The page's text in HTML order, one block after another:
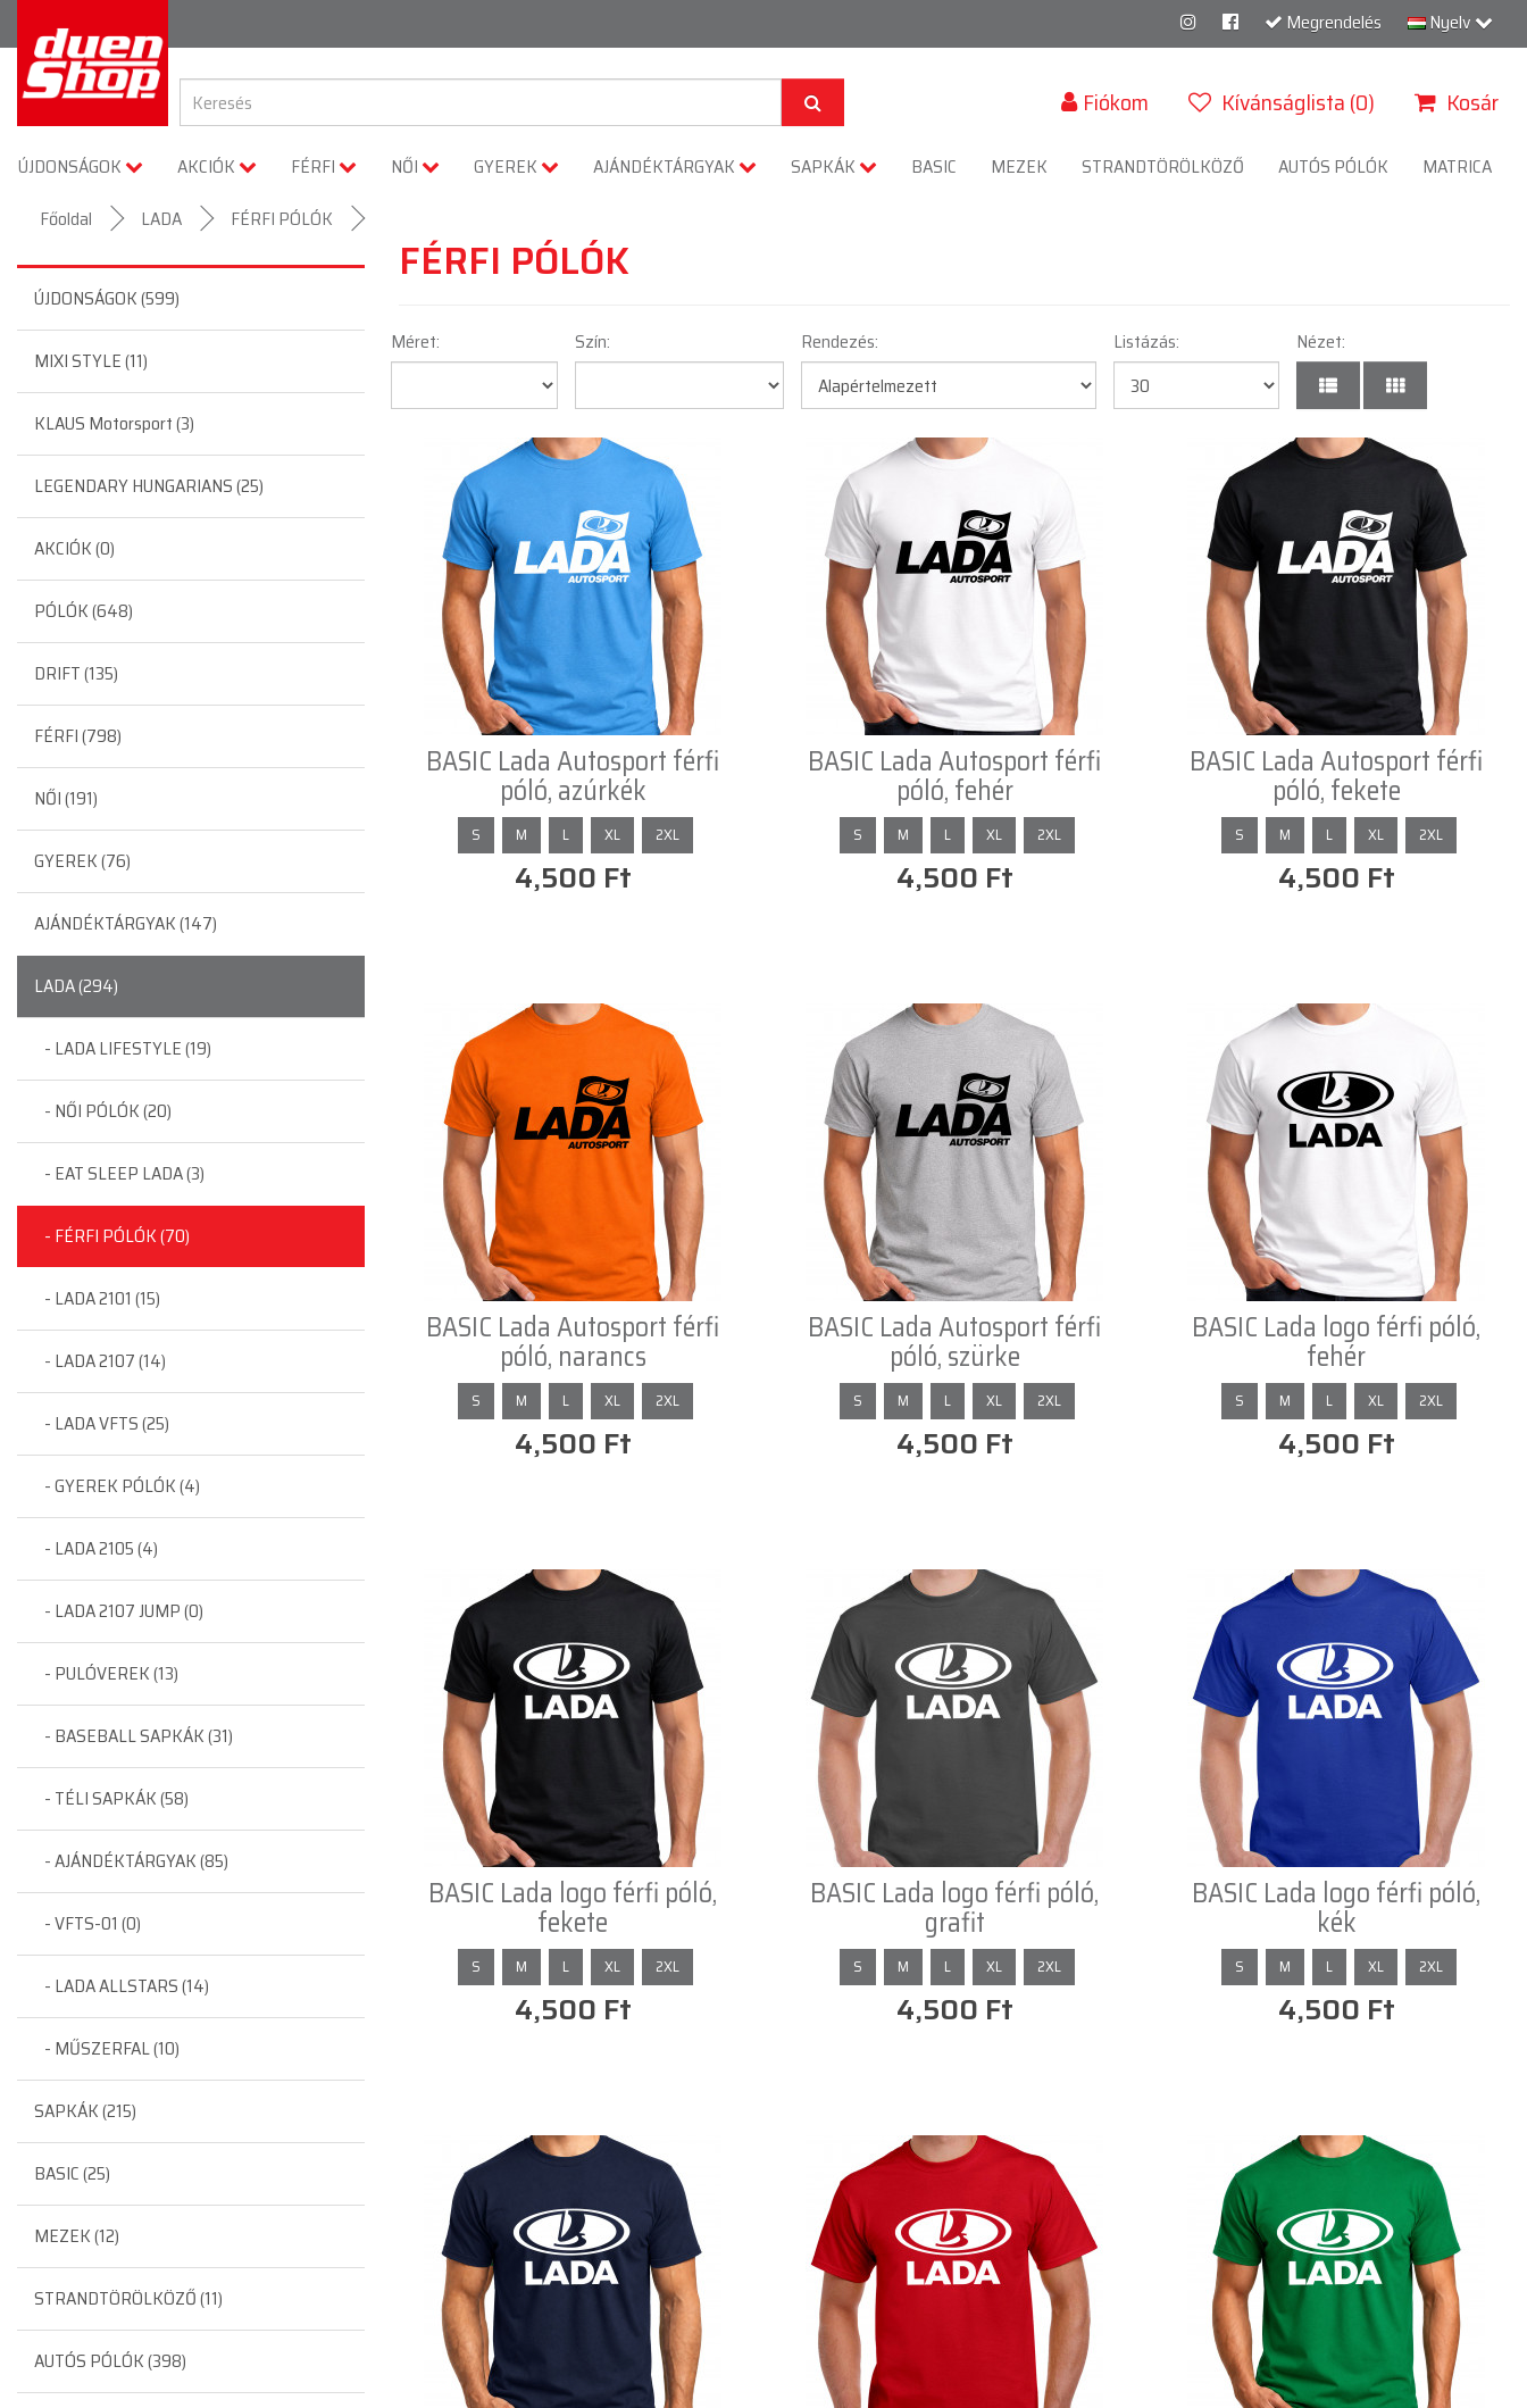
Megrendelés Nyelv
Fiókom Kívánságlista (0) Kosár
ÚJDONSÁGOK AKCIÓK FÉRFI NŐI GYEREK AJÁNDÉKTÁRGYAK SAPKÁK BASIC MEZEK STRANDTÖRÖLKÖZŐ AUTÓS PÓLÓK
MATRICA
Főoldal
LADA FÉRFI PÓLÓK
ÚJDONSÁGOK (599)
MIXI STYLE (11)
KLAUS Motorsport (3)
LEGENDARY HUNGARIANS (25)
AKCIÓK (0)
PÓLÓK (648)
DRIFT (135)
FÉRFI (798)
NŐI (191)
GYEREK (76)
AJÁNDÉKTÁRGYAK (147)
LADA (294)
- LADA LIFESTYLE (19)
- NŐI PÓLÓK (20)
- EAT SLEEP LADA (3)
- FÉRFI PÓLÓK (70)
- LADA 2101 (15)
- LADA 2107 (14)
- LADA VFTS (25)
- GYEREK PÓLÓK (4)
- LADA 2105 (4)
- LADA 2107 JUMP (0)
- PULÓVEREK (13)
- BASEBALL SAPKÁK (31)
- TÉLI SAPKÁK (58)
- AJÁNDÉKTÁRGYAK (85)
- VFTS-01 (0)
- LADA ALLSTARS (14)
- MŰSZERFAL (10)
SAPKÁK (215)
BASIC (25)
MEZEK (12)
STRANDTÖRÖLKÖZŐ (11)
AUTÓS PÓLÓK (398)
FÉRFI PÓLÓK
Méret: Szín: Rendezés: Listázás: Nézet:
BASIC Lada Autosport férfi
póló, azúrkék
S M L XL 2XL
4,500 Ft
BASIC Lada Autosport férfi
póló, fehér
S M L XL 2XL
4,500 Ft
BASIC Lada Autosport férfi
póló, fekete
S M L XL 2XL
4,500 Ft
BASIC Lada Autosport férfi
póló, narancs
S M L XL 2XL
4,500 Ft
BASIC Lada Autosport férfi
póló, szürke
S M L XL 2XL
4,500 Ft
BASIC Lada logo férfi póló,
fehér
S M L XL 2XL
4,500 Ft
BASIC Lada logo férfi póló,
fekete
S M L XL 2XL
4,500 Ft
BASIC Lada logo férfi póló,
grafit
S M L XL 2XL
4,500 Ft
BASIC Lada logo férfi póló,
kék
S M L XL 2XL
4,500 Ft